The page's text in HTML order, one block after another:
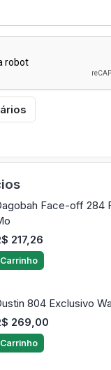
Face-off 284
217,26
Carrinho
804 Exclusivo
269,00
Carrinho